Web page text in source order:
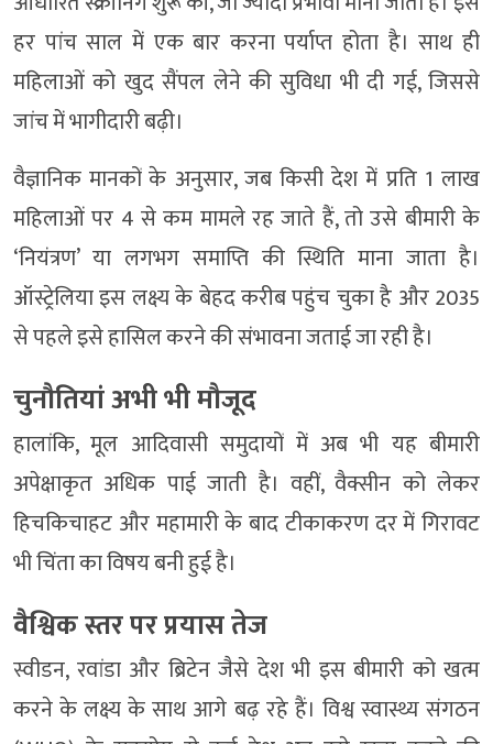
हर पांच साल में एक बार करना पर्याप्त होता है। साथ ही
महिलाओं को खुद सैंपल लेने की सुविधा भी दी गई, जिससे
जांच में भागीदारी बढ़ी।
वैज्ञानिक मानकों के अनुसार, जब किसी देश में प्रति 1 लाख
महिलाओं पर 4 से कम मामले रह जाते हैं, तो उसे बीमारी के
‘नियंत्रण’ या लगभग समाप्ति की स्थिति माना जाता है।
ऑस्ट्रेलिया इस लक्ष्य के बेहद करीब पहुंच चुका है और 2035
से पहले इसे हासिल करने की संभावना जताई जा रही है।
चुनौतियां अभी भी मौजूद
हालांकि, मूल आदिवासी समुदायों में अब भी यह बीमारी
अपेक्षाकृत अधिक पाई जाती है। वहीं, वैक्सीन को लेकर
हिचकिचाहट और महामारी के बाद टीकाकरण दर में गिरावट
भी चिंता का विषय बनी हुई है।
वैश्विक स्तर पर प्रयास तेज
स्वीडन, रवांडा और ब्रिटेन जैसे देश भी इस बीमारी को खत्म
करने के लक्ष्य के साथ आगे बढ़ रहे हैं। विश्व स्वास्थ्य संगठन